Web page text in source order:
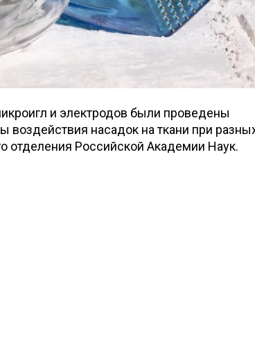
и электродов были проведены
насадок на ткани при
отделения Российской Академии Наук.